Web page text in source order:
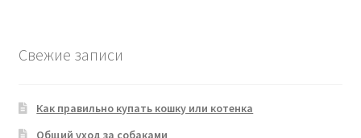
Свежие записи
Как правильно купать кошку или котенка
Общий уход за собаками